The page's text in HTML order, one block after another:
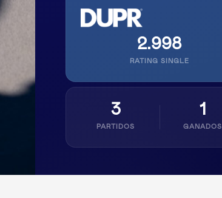
2.998
RATING SINGLE
3
PARTIDOS
1
GANADOS